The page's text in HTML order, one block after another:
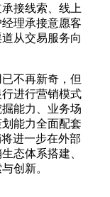
接线索、线上
理承接意愿客
从交易服务向
不再新奇，但
进行营销模式
能力、业务场
能力全面配套
进一步在外部
态体系搭建、
创新。